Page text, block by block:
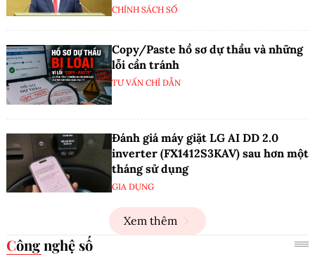
CHÍNH SÁCH SỐ
Copy/Paste hồ sơ dự thầu và những
lỗi cần tránh
TƯ VẤN CHỈ DẪN
Đánh giá máy giặt LG AI DD 2.0
inverter (FX1412S3KAV) sau hơn một
tháng sử dụng
GIA DỤNG
Xem thêm
Công nghệ số